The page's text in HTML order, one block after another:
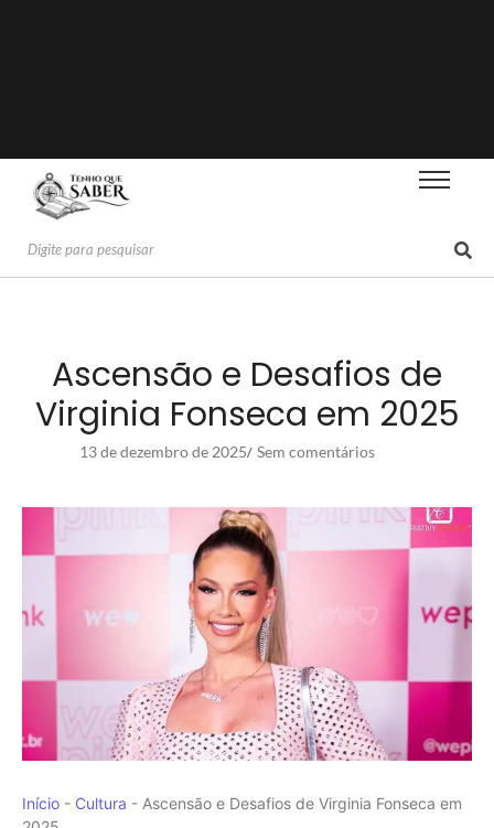
Ascensão e Desafios de
Virginia Fonseca em 2025
13 de dezembro de 2025/ Sem comentários
Início - Cultura - Ascensão e Desafios de Virginia Fonseca em